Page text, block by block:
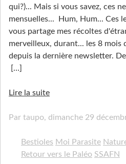
qui?)... Mais si vous savez, ces
mensuelles... Hum, Hum... Ces
vous partage mes récoltes
merveilleux, durant... les 8 mois
depuis la dernière newsletter.
[…]
Lire la suite
Par taupo, dimanche 29
Bestioles Moi Parasite
Retour vers le Paléo SSAFN